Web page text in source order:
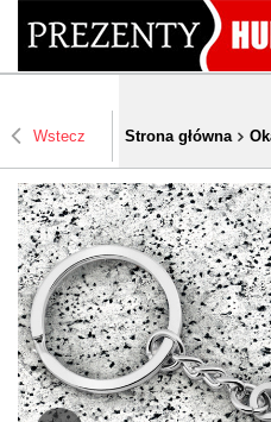
Wstecz Strona główna